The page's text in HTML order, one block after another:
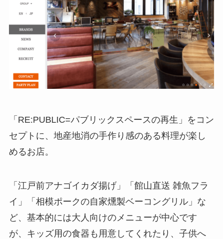
「RE:PUBLIC=パブリックスペースの再生」をコン
セプトに、地産地消の手作り感のある料理が楽し
めるお店。
「江戸前アナゴイカダ揚げ」「館山直送 雑魚フラ
イ」「相模ポークの自家燻製ベーコングリル」な
ど、基本的には大人向けのメニューが中心です
が、キッズ用の食器も用意してくれたり、子供へ